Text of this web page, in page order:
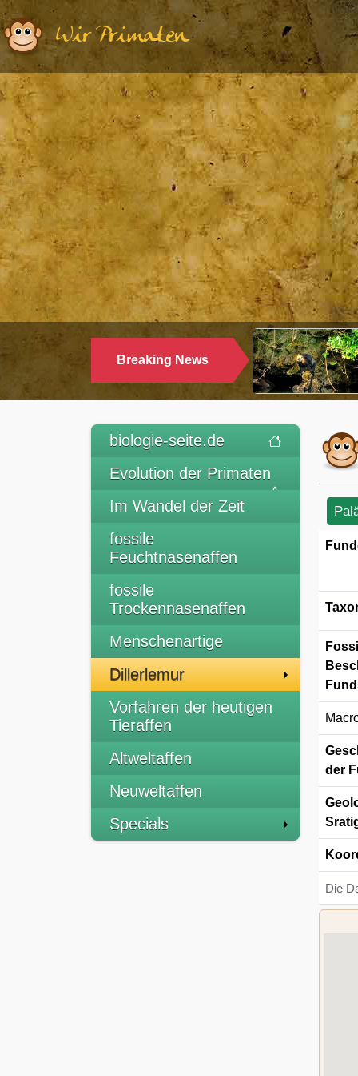
Wir Primaten
Breaking News
28.10.2024
WARUM LANGUREN SALZWASSER
biologie-seite.de
Evolution der Primaten
Im Wandel der Zeit
fossile
Feuchtnasenaffen
fossile
Trockennasenaffen
Menschenartige
Dillerlemur
Vorfahren der heutigen
Tieraffen
Altweltaffen
Neuweltaffen
Specials
der
Die